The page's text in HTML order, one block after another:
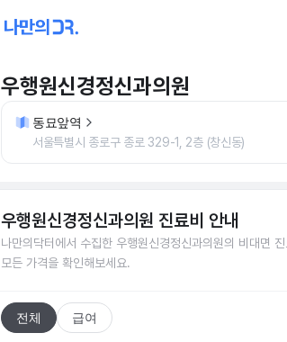
우행원신경정신과의원
동묘앞역
서울특별시 종로구 종로 329-1, 2층 (창신동)
우행원신경정신과의원 진료비 안내
나만의닥터에서 수집한 우행원신경정신과의원의 비대면
모든 가격을 확인해보세요.
전체 급여